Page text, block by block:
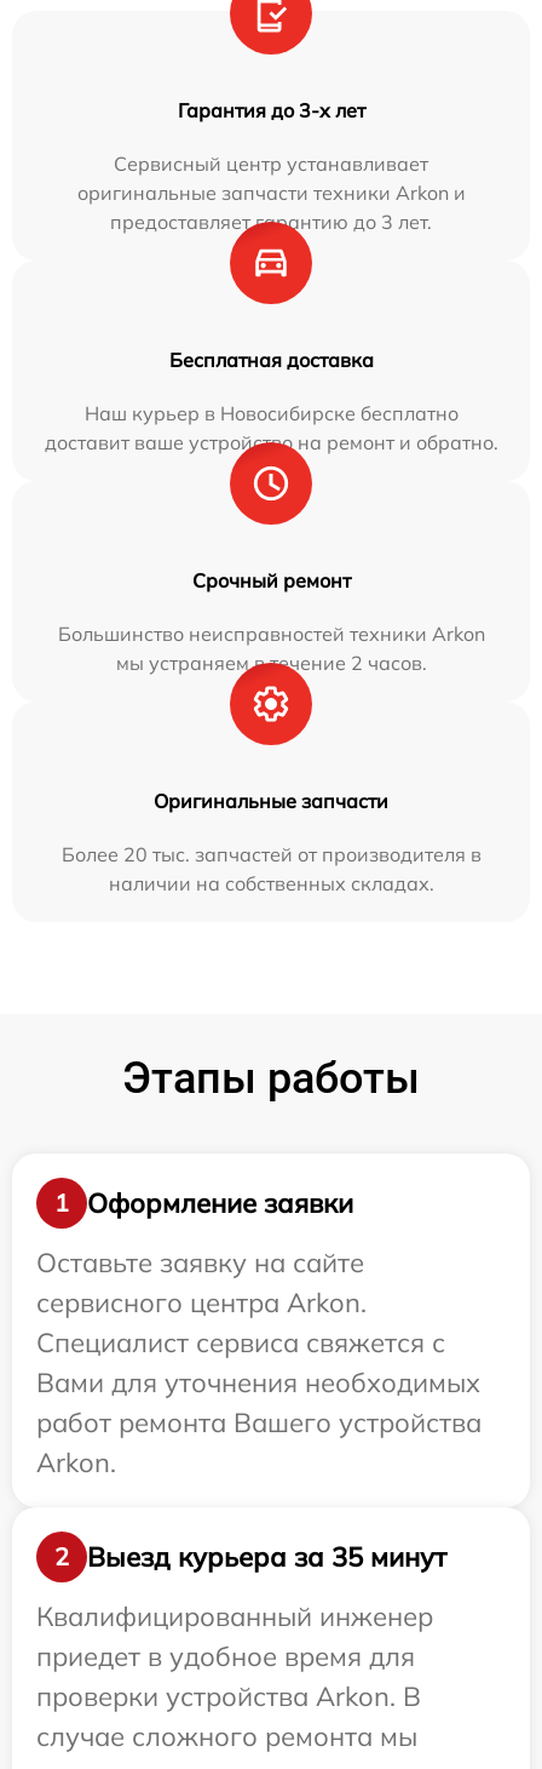
Гарантия до 3-х лет
Сервисный центр устанавливает
оригинальные запчасти техники Arkon и
предоставляет гарантию до 3 лет.
Бесплатная доставка
Наш курьер в Новосибирске бесплатно
доставит ваше устройство на ремонт и обратно.
Срочный ремонт
Большинство неисправностей техники Arkon
мы устраняем в течение 2 часов.
Оригинальные запчасти
Более 20 тыс. запчастей от производителя в
наличии на собственных складах.
Этапы работы
1
Оформление заявки
Оставьте заявку на сайте
сервисного центра Arkon.
Специалист сервиса свяжется с
Вами для уточнения необходимых
работ ремонта Вашего устройства
Arkon.
2
Выезд курьера за 35 минут
Квалифицированный инженер
приедет в удобное время для
проверки устройства Arkon. В
случае сложного ремонта мы